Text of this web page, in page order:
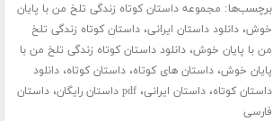
برچسب‌ها: مجموعه داستان کوتاه زندگی تلخ من با پایان
خوش،دانلود داستان ایرانی،داستان کوتاه زندگی تلخ
من با پایان خوش،دانلود داستان کوتاه زندگی تلخ من با
پایان خوش،داستان های کوتاه،داستان کوتاه،دانلود
داستان کوتاه،داستان ایرانی،pdf داستان رایگان ،داستان
فارسی